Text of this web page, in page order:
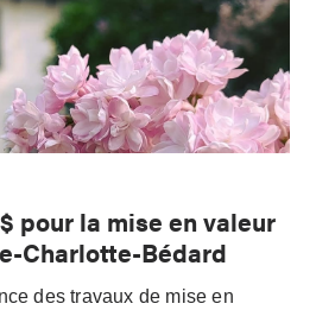
pour la mise en valeur
Charlotte-Bédard
des travaux de mise en